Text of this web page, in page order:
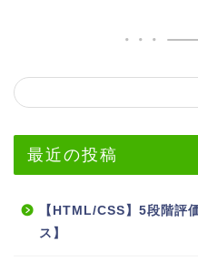
最近の投稿
【HTML/CSS】5段階評
ス】